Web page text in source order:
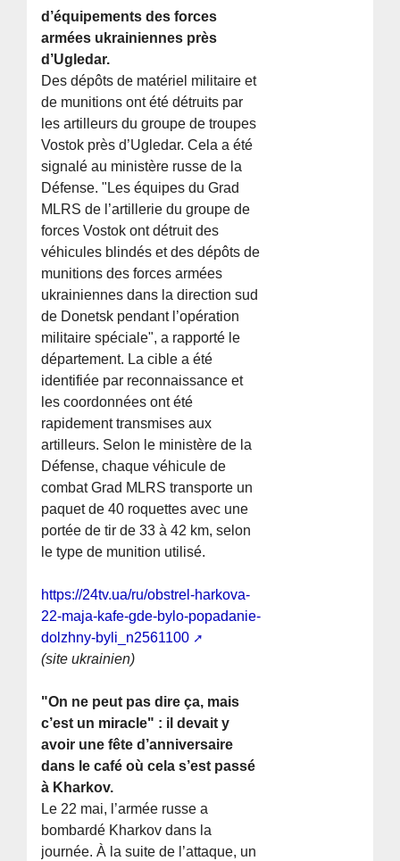
d’équipements des forces
armées ukrainiennes près
d’Ugledar.
Des dépôts de matériel militaire et
de munitions ont été détruits par
les artilleurs du groupe de troupes
Vostok près d’Ugledar. Cela a été
signalé au ministère russe de la
Défense. "Les équipes du Grad
MLRS de l’artillerie du groupe de
forces Vostok ont détruit des
véhicules blindés et des dépôts de
munitions des forces armées
ukrainiennes dans la direction sud
de Donetsk pendant l’opération
militaire spéciale", a rapporté le
département. La cible a été
identifiée par reconnaissance et
les coordonnées ont été
rapidement transmises aux
artilleurs. Selon le ministère de la
Défense, chaque véhicule de
combat Grad MLRS transporte un
paquet de 40 roquettes avec une
portée de tir de 33 à 42 km, selon
le type de munition utilisé.
https://24tv.ua/ru/obstrel-harkova-
22-maja-kafe-gde-bylo-popadanie-
dolzhny-byli_n2561100
(site ukrainien)
"On ne peut pas dire ça, mais
c’est un miracle" : il devait y
avoir une fête d’anniversaire
dans le café où cela s’est passé
à Kharkov.
Le 22 mai, l’armée russe a
bombardé Kharkov dans la
journée. À la suite de l’attaque, un